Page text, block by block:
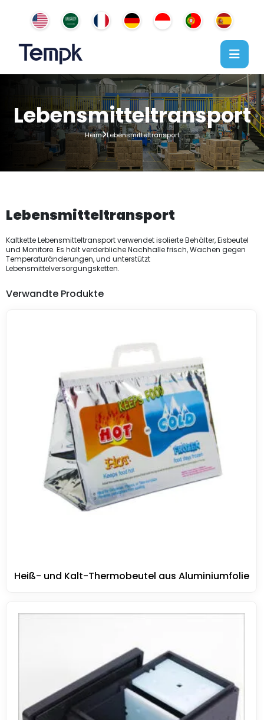
Lebensmitteltransport
Heim Lebensmitteltransport
Lebensmitteltransport
Kaltkette Lebensmitteltransport verwendet isolierte Behälter, Eisbeutel
und Monitore. Es hält verderbliche Nachhalle frisch, Wachen gegen
Temperaturänderungen, und unterstützt
Lebensmittelversorgungsketten.
Verwandte Produkte
Heiß- und Kalt-Thermobeutel aus Aluminiumfolie